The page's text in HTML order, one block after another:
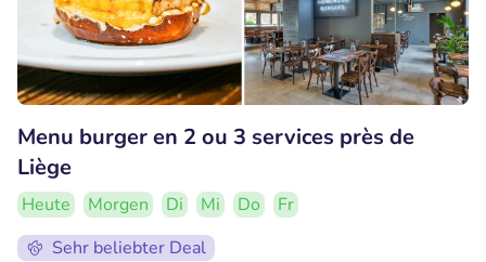
Menu burger en 2 ou 3 services près de
Liège
Heute Morgen Di Mi Do
Fr
Sehr beliebter Deal